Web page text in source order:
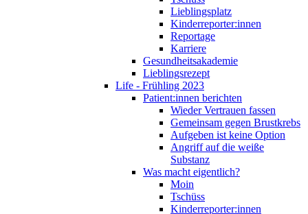
Lieblingsplatz
Kinderreporter:innen
Reportage
Karriere
Gesundheitsakademie
Lieblingsrezept
Life - Frühling 2023
Patient:innen berichten
Wieder Vertrauen fassen
Gemeinsam gegen Brustkrebs
Aufgeben ist keine Option
Angriff auf die weiße
Substanz
Was macht eigentlich?
Moin
Tschüss
Kinderreporter:innen